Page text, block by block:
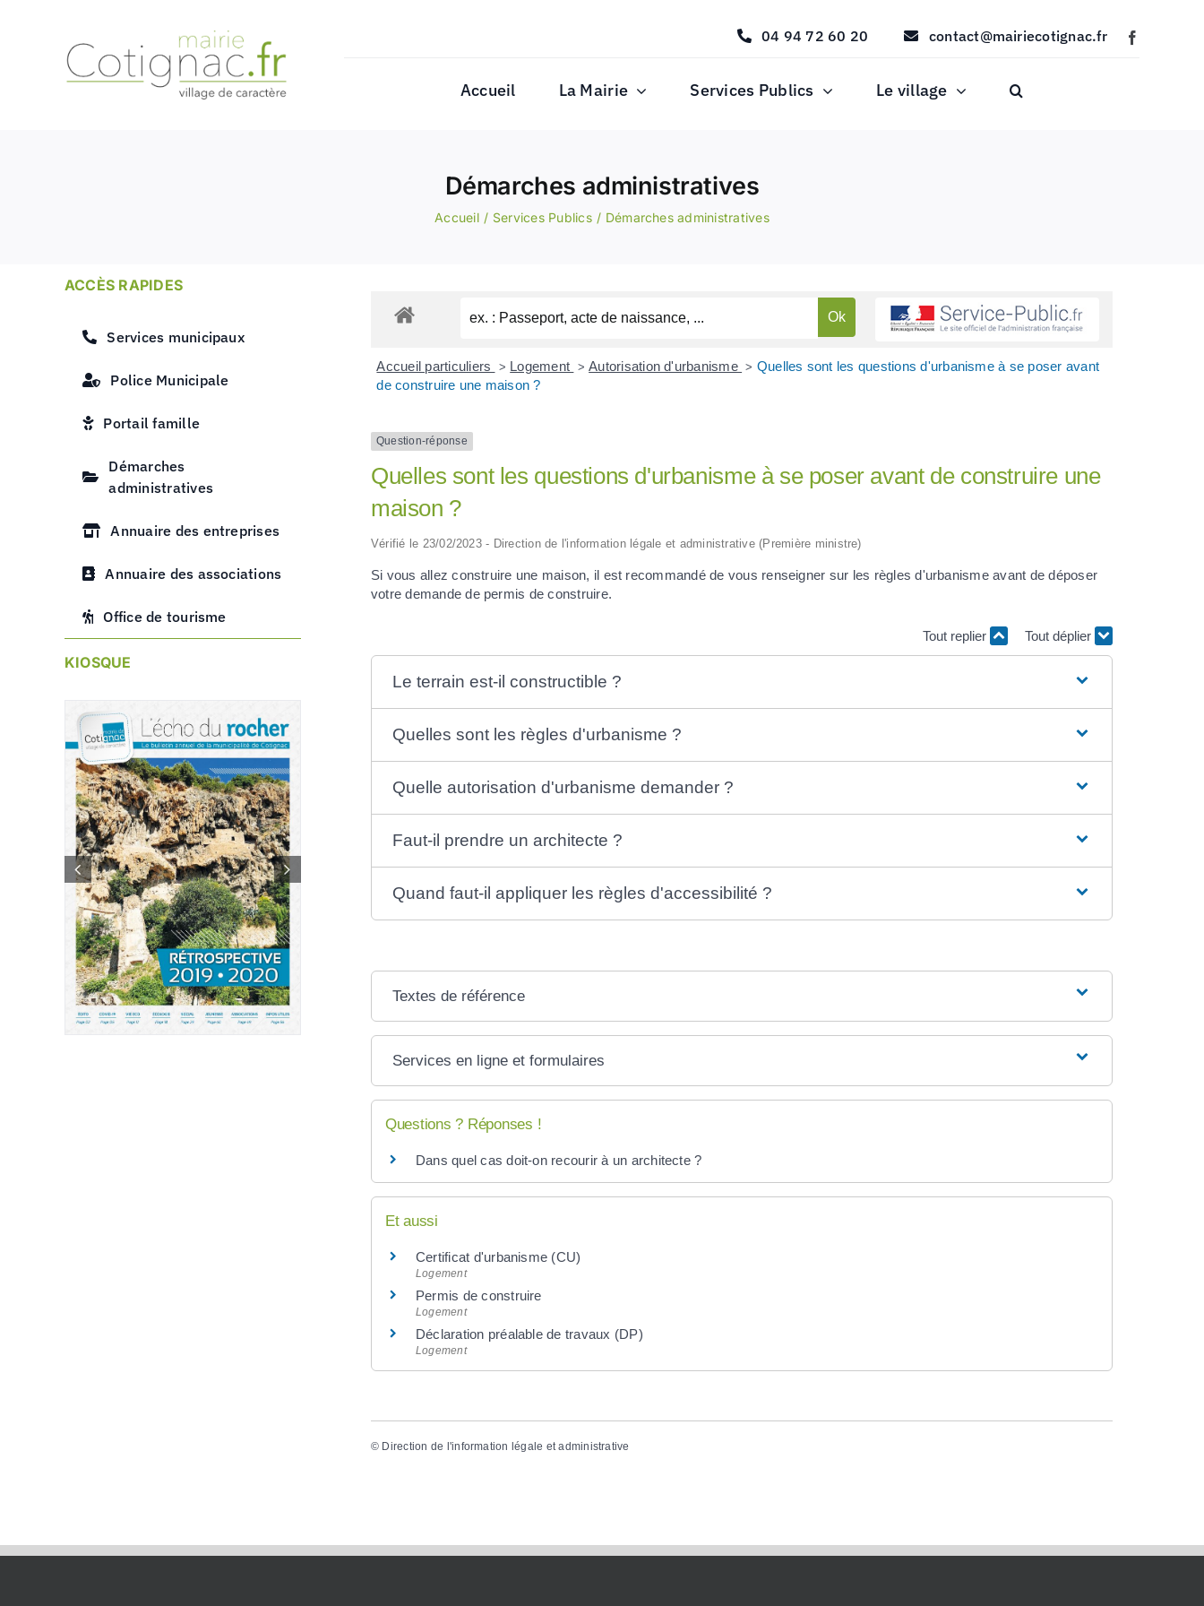
04 94 72 60 20 contact@mairiecotignac.fr
Accueil La Mairie Services Publics Le village
Démarches administratives
Accueil Services Publics Démarches administratives
ACCÈS RAPIDES
Services municipaux
Police Municipale
Portail famille
Démarches
administratives
Annuaire des entreprises
Annuaire des associations
Office de tourisme
KIOSQUE
Accueil particuliers > Logement > Autorisation d'urbanisme > Quelles sont les questions d'urbanisme à se poser avant
de construire une maison ?
Question-réponse
Quelles sont les questions d'urbanisme à se poser avant de construire une
maison ?
Vérifié le 23/02/2023 - Direction de l'information légale et administrative (Première ministre)
Si vous allez construire une maison, il est recommandé de vous renseigner sur les règles d'urbanisme avant de déposer
votre demande de permis de construire.
Tout replier Tout déplier
Le terrain est-il constructible ?
Quelles sont les règles d'urbanisme ?
Quelle autorisation d'urbanisme demander ?
Faut-il prendre un architecte ?
Quand faut-il appliquer les règles d'accessibilité ?
Textes de référence
Services en ligne et formulaires
Questions ? Réponses !
Dans quel cas doit-on recourir à un architecte ?
Et aussi
Certificat d'urbanisme (CU)
Logement
Permis de construire
Logement
Déclaration préalable de travaux (DP)
Logement
© Direction de l'information légale et administrative